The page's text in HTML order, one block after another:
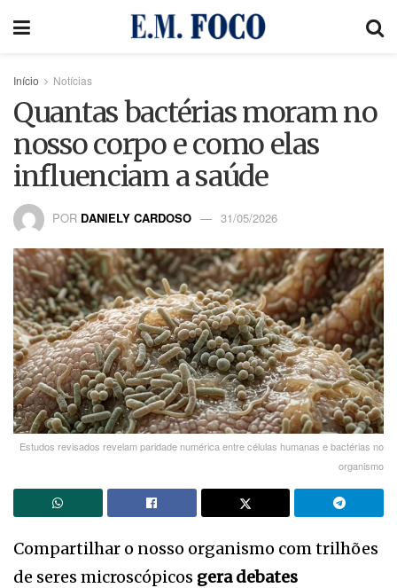
Início Notícias
Quantas bactérias moram no
nosso corpo e como elas
influenciam a saúde
POR DANIELY CARDOSO 31/05/2026
Estudos revisados revelam paridade numérica entre células humanas e bactérias no
organismo
Compartilhar o nosso organismo com trilhões
de seres microscópicos gera debates